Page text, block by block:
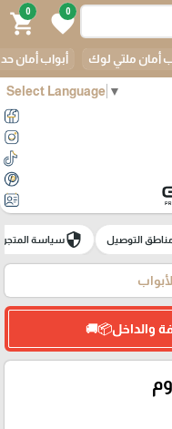
Select Language ▼
0
favorite
0
shopping_cart
أمان ملتي لوك أبواب أمان
التوصيل securityسياسة المتجر
والداخل📦🚚